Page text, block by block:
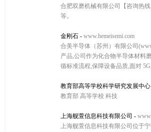
合肥双磨机械有限公司【咨询热
等。
金刚石 - www.hemeisemi.com
合美半导体（苏州）有限公司
产品,公司作为化合物半导体材料
循标准流程,保障设备品质,面对
教育部高等学校科学研究发展中心
教育部 高等学校 科技
上海舰萱信息科技有限公司 -
上海舰萱信息科技有限公司位于